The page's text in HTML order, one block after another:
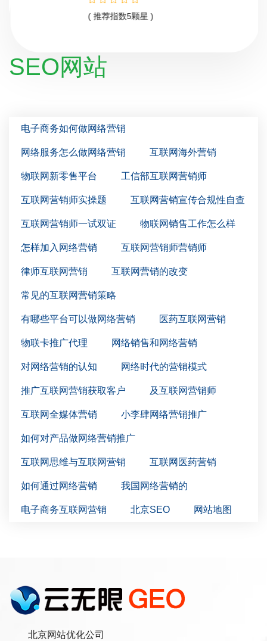
( 推荐指数5颗星 )
SEO网站
电子商务如何做网络营销
网络服务怎么做网络营销 互联网海外营销
物联网新零售平台 工信部互联网营销师
互联网营销师实操题 互联网营销宣传合规性自查
互联网营销师一试双证 物联网销售工作怎么样
怎样加入网络营销 互联网营销师营销师
律师互联网营销 互联网营销的改变
常见的互联网营销策略
有哪些平台可以做网络营销 医药互联网营销
物联卡推广代理 网络销售和网络营销
对网络营销的认知 网络时代的营销模式
推广互联网营销获取客户 及互联网营销师
互联网全媒体营销 小李肆网络营销推广
如何对产品做网络营销推广
互联网思维与互联网营销 互联网医药营销
如何通过网络营销 我国网络营销的
电子商务互联网营销 北京SEO 网站地图
北京网站优化公司